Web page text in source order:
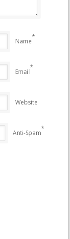
Name
*
Email
*
Website
Anti-Spam
*